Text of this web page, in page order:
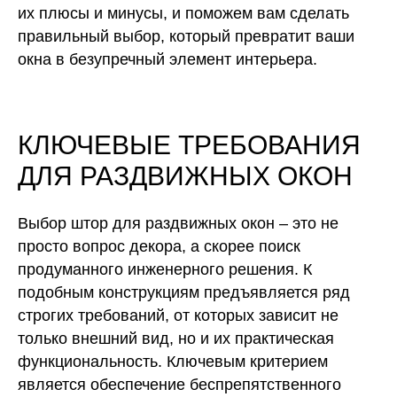
их плюсы и минусы, и поможем вам сделать
правильный выбор, который превратит ваши
окна в безупречный элемент интерьера.
КЛЮЧЕВЫЕ ТРЕБОВАНИЯ
ДЛЯ РАЗДВИЖНЫХ ОКОН
Выбор штор для раздвижных окон – это не
просто вопрос декора, а скорее поиск
продуманного инженерного решения. К
подобным конструкциям предъявляется ряд
строгих требований, от которых зависит не
только внешний вид, но и их практическая
функциональность. Ключевым критерием
является обеспечение беспрепятственного